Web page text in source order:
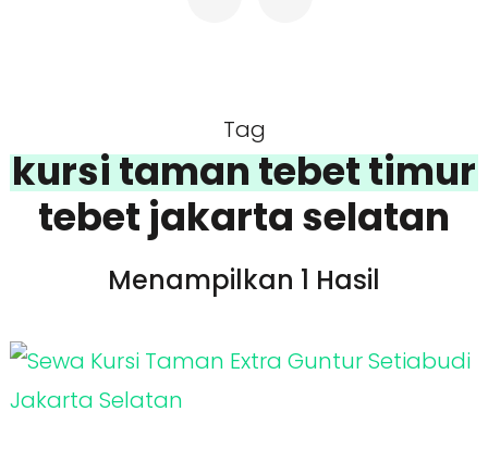
Tag
kursi taman tebet timur
tebet jakarta selatan
Menampilkan 1 Hasil